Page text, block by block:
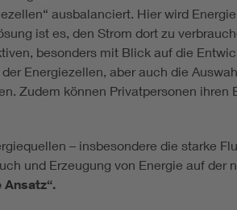
ausbalanciert. Hier wird
ist es, den Strom dort zu
besonders mit Blick auf die
Energiezellen, aber auch die
Zudem können Privatpersonen ihren
– insbesondere die starke
und Erzeugung von Energie auf der
Ansatz“.